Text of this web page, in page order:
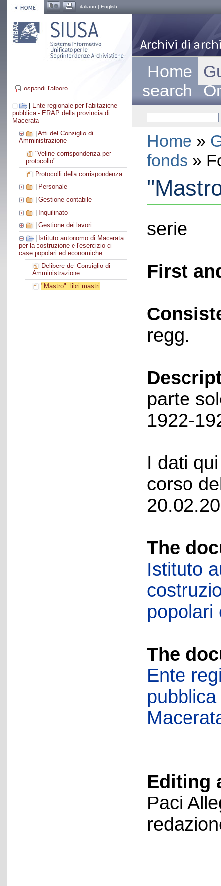
italiano | English
espandi l'albero
Ente regionale per l'abitazione
pubblica - ERAP della provincia di
Macerata
Atti del Consiglio di
Amministrazione
"Veline corrispondenza per
protocollo"
Protocolli della corrispondenza
Personale
Gestione contabile
Inquilinato
Gestione dei lavori
Istituto autonomo di Macerata
per la costruzione e l'esercizio di
case popolari ed economiche
Delibere del Consiglio di
Amministrazione
"Mastro": libri mastri
Home
search
Home »
fonds »
serie
First
regg.
parte
1922-
I dati
corso
The
Istituto
popolari
The
Ente
Editing
Paci